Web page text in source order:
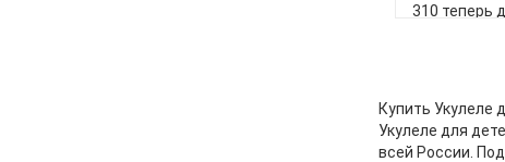
310 теперь
33 с
что
Купить Укулеле
Укулеле для
всей России.